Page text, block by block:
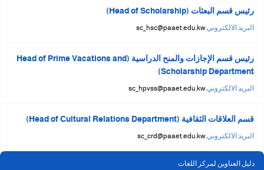
رئيس قسم البعثات (Head of Scholarship)
البريد الالكتروني:sc_hsc@paaet.edu.kw
رئيس قسم الإجازات والمنح الدراسية (Head of Prime Vacations and
Scholarship Department)
البريد الالكتروني:sc_hpvss@paaet.edu.kw
قسم العلاقات الثقافية (Head of Cultural Relations Department)
البريد الالكتروني:sc_crd@paaet.edu.kw
دليل العناوين لمركز اللغات